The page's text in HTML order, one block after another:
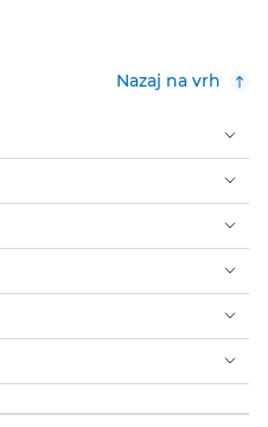
Nazaj na vrh